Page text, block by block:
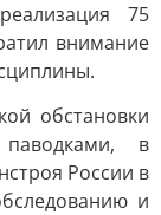
75
внимание
обстановки
в
России в
и